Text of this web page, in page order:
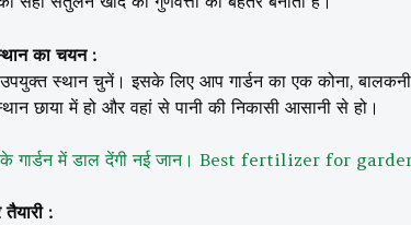
का चयन :
स्थान चुनें। इसके लिए आप गार्डन का एक कोना,
छाया में हो और वहां से पानी की निकासी आसानी से हो।
गार्डन में डाल देंगी नई जान। Best fertilizer for
: